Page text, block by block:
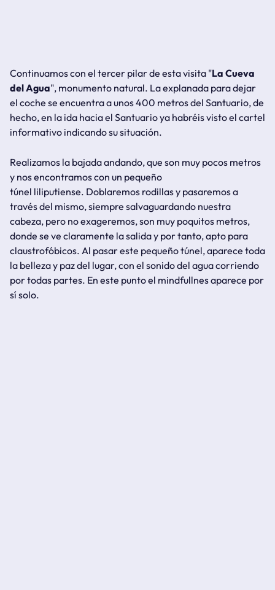
Continuamos con el tercer pilar de esta visita "La Cueva
del Agua", monumento natural. La explanada para dejar
el coche se encuentra a unos 400 metros del Santuario, de
hecho, en la ida hacia el Santuario ya habréis visto el cartel
informativo indicando su situación.
Realizamos la bajada andando, que son muy pocos metros
y nos encontramos con un pequeño
túnel liliputiense. Doblaremos rodillas y pasaremos a
través del mismo, siempre salvaguardando nuestra
cabeza, pero no exageremos, son muy poquitos metros,
donde se ve claramente la salida y por tanto, apto para
claustrofóbicos. Al pasar este pequeño túnel, aparece toda
la belleza y paz del lugar, con el sonido del agua corriendo
por todas partes. En este punto el mindfullnesaparece por
sí solo.